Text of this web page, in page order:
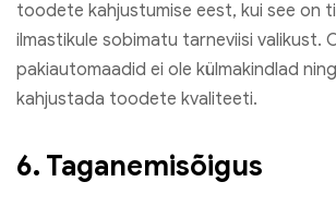
toodete kahjustumise eest, kui see on
ilmastikule sobimatu tarneviisi valikust.
pakiautomaadid ei ole külmakindlad
kahjustada toodete kvaliteeti.
6. Taganemisõigus